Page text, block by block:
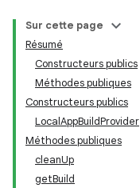
Sur cette page
Résumé
Constructeurs publics
Méthodes publiques
Constructeurs publics
LocalAppBuildProvider
Méthodes publiques
cleanUp
getBuild